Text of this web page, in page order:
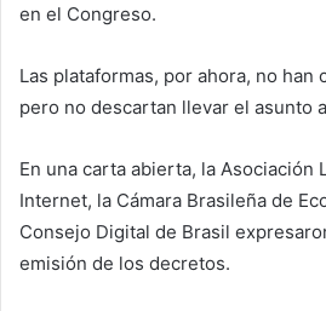
en el Congreso.
Las plataformas, por ahora, no han
pero no descartan llevar el asunto
En una carta abierta, la Asociación
Internet, la Cámara Brasileña de
Consejo Digital de Brasil
emisión de los decretos.